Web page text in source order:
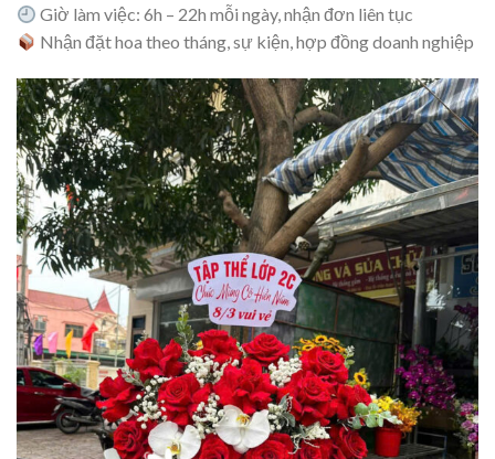
Giờ làm việc: 6h – 22h mỗi ngày, nhận đơn liên tục
Nhận đặt hoa theo tháng, sự kiện, hợp đồng doanh nghiệp